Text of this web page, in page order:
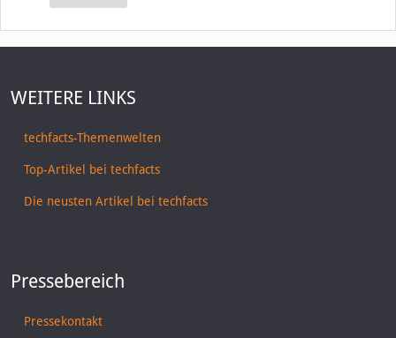
WEITERE LINKS
techfacts-Themenwelten
Top-Artikel bei techfacts
Die neusten Artikel bei techfacts
Pressebereich
Pressekontakt